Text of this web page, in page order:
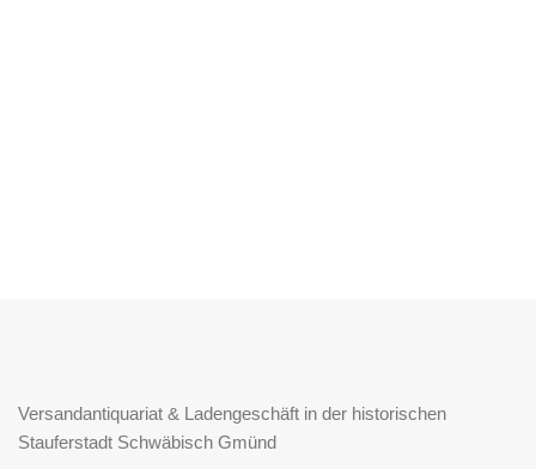
Versandantiquariat & Ladengeschäft in der historischen
Stauferstadt Schwäbisch Gmünd